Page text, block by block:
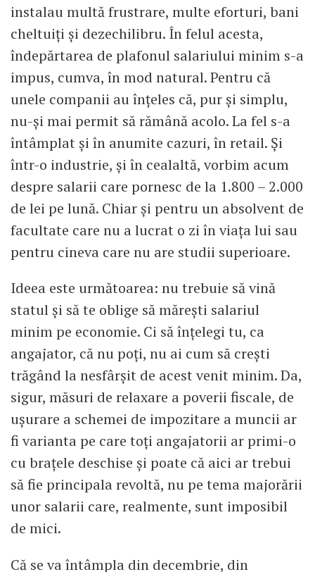
instalau multă frustrare, multe eforturi, bani
cheltuiți și dezechilibru. În felul acesta,
îndepărtarea de plafonul salariului minim s-a
impus, cumva, în mod natural. Pentru că
unele companii au înțeles că, pur și simplu,
nu-și mai permit să rămână acolo. La fel s-a
întâmplat și în anumite cazuri, în retail. Și
într-o industrie, și în cealaltă, vorbim acum
despre salarii care pornesc de la 1.800 – 2.000
de lei pe lună. Chiar și pentru un absolvent de
facultate care nu a lucrat o zi în viața lui sau
pentru cineva care nu are studii superioare.
Ideea este următoarea: nu trebuie să vină
statul și să te oblige să mărești salariul
minim pe economie. Ci să înțelegi tu, ca
angajator, că nu poți, nu ai cum să crești
trăgând la nesfârșit de acest venit minim. Da,
sigur, măsuri de relaxare a poverii fiscale, de
ușurare a schemei de impozitare a muncii ar
fi varianta pe care toți angajatorii ar primi-o
cu brațele deschise și poate că aici ar trebui
să fie principala revoltă, nu pe tema majorării
unor salarii care, realmente, sunt imposibil
de mici.
Că se va întâmpla din decembrie, din